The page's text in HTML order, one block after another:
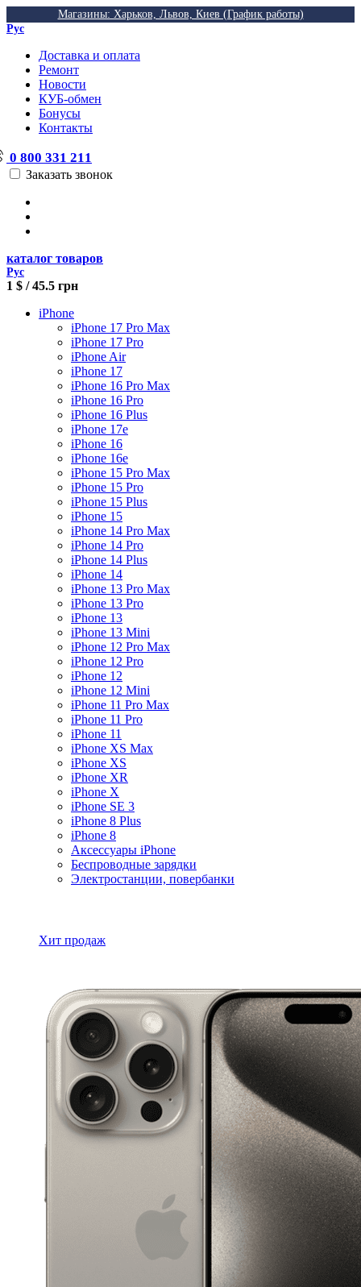
Магазины: Харьков, Львов, Киев (График работы)
Рус
Доставка и оплата
Ремонт
Новости
КУБ-обмен
Бонусы
Контакты
0 800 331 211
Заказать звонок
каталог товаров
Рус
1 $ / 45.5 грн
iPhone
iPhone 17 Pro Max
iPhone 17 Pro
iPhone Air
iPhone 17
iPhone 16 Pro Max
iPhone 16 Pro
iPhone 16 Plus
iPhone 17e
iPhone 16
iPhone 16e
iPhone 15 Pro Max
iPhone 15 Pro
iPhone 15 Plus
iPhone 15
iPhone 14 Pro Max
iPhone 14 Pro
iPhone 14 Plus
iPhone 14
iPhone 13 Pro Max
iPhone 13 Pro
iPhone 13
iPhone 13 Mini
iPhone 12 Pro Max
iPhone 12 Pro
iPhone 12
iPhone 12 Mini
iPhone 11 Pro Max
iPhone 11 Pro
iPhone 11
iPhone XS Max
iPhone XS
iPhone XR
iPhone X
iPhone SE 3
iPhone 8 Plus
iPhone 8
Аксессуары iPhone
Беспроводные зарядки
Электростанции, повербанки
Хит продаж